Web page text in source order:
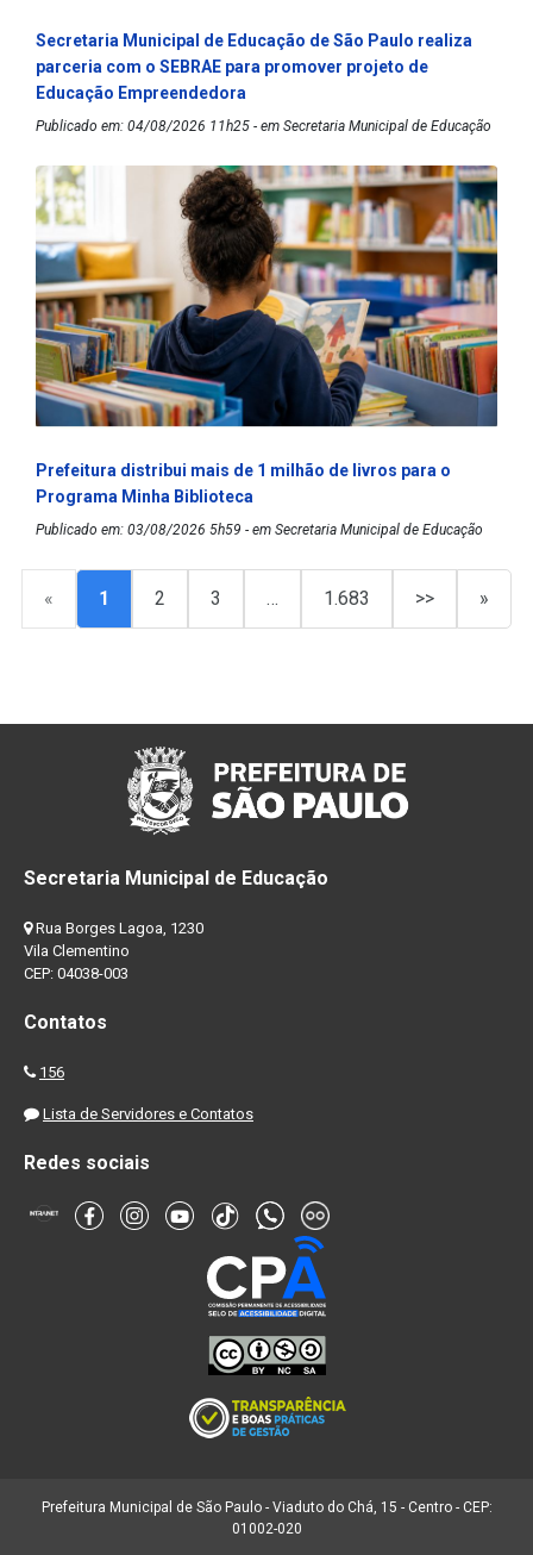
Secretaria Municipal de Educação de São Paulo realiza
parceria com o SEBRAE para promover projeto de
Educação Empreendedora
Publicado em: 04/08/2026 11h25 - em Secretaria Municipal de Educação
Prefeitura distribui mais de 1 milhão de livros para o
Programa Minha Biblioteca
Publicado em: 03/08/2026 5h59 - em Secretaria Municipal de Educação
« 1 2 3 … 1.683 >> »
Secretaria Municipal de Educação
Rua Borges Lagoa, 1230
Vila Clementino
CEP: 04038-003
Contatos
156
Lista de Servidores e Contatos
Redes sociais
Prefeitura Municipal de São Paulo - Viaduto do Chá, 15 - Centro - CEP:
01002-020